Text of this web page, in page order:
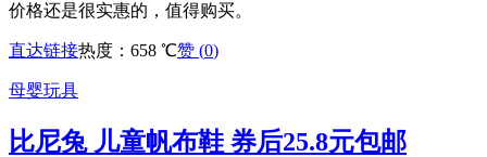
价格还是很实惠的，值得购买。
直达链接热度：658 ℃赞 (0)
母婴玩具
比尼兔 儿童帆布鞋 券后25.8元包邮